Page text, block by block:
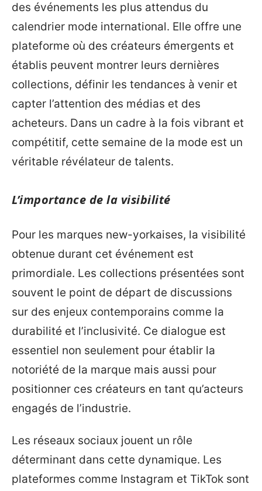
des événements les plus attendus du
calendrier mode international. Elle offre une
plateforme où des créateurs émergents et
établis peuvent montrer leurs dernières
collections, définir les tendances à venir et
capter l’attention des médias et des
acheteurs. Dans un cadre à la fois vibrant et
compétitif, cette semaine de la mode est un
véritable révélateur de talents.
L’importance de la visibilité
Pour les marques new-yorkaises, la visibilité
obtenue durant cet événement est
primordiale. Les collections présentées sont
souvent le point de départ de discussions
sur des enjeux contemporains comme la
durabilité et l’inclusivité. Ce dialogue est
essentiel non seulement pour établir la
notoriété de la marque mais aussi pour
positionner ces créateurs en tant qu’acteurs
engagés de l’industrie.
Les réseaux sociaux jouent un rôle
déterminant dans cette dynamique. Les
plateformes comme Instagram et TikTok sont